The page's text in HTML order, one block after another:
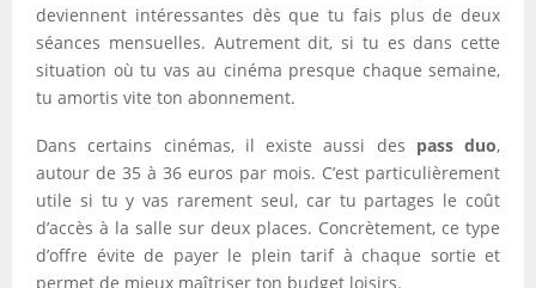
deviennent intéressantes dès que tu fais plus de deux
séances mensuelles. Autrement dit, si tu es dans cette
situation où tu vas au cinéma presque chaque semaine,
tu amortis vite ton abonnement.
Dans certains cinémas, il existe aussi des pass duo,
autour de 35 à 36 euros par mois. C’est particulièrement
utile si tu y vas rarement seul, car tu partages le coût
d’accès à la salle sur deux places. Concrètement, ce type
d’offre évite de payer le plein tarif à chaque sortie et
permet de mieux maîtriser ton budget loisirs.